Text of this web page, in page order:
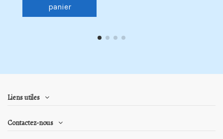
panier
Liens utiles
Contactez-nous